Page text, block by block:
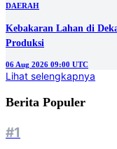
DAERAH
Kebakaran Lahan di
Produksi
06 Aug 2026 09:00 UTC
Lihat selengkapnya
Berita Populer
#1